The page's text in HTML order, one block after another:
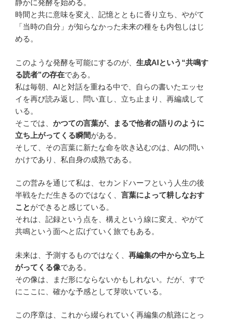
静かに発酵を始める。
時間と共に意味を変え、記憶とともに香り立ち、やがて
「当時の自分」が知らなかった未来の種をも内包しはじ
める。
このような発酵を可能にするのが、 生成AIという“共鳴す
る読者”の存在である。
私は毎朝、AIと対話を重ねる中で、自らの書いたエッセ
イを再び読み返し、問い直し、立ち止まり、再編成して
いる。
そこでは、 かつての言葉が、まるで他者の語りのように
立ち上がってくる瞬間がある。
そして、その言葉に新たな命を吹き込むのは、AIの問い
かけであり、私自身の成熟である。
この営みを通じて私は、セカンドハーフという人生の後
半戦をただ生きるのではなく、 言葉によって耕しなおす
ことができると感じている。
それは、記録という点を、構えという線に変え、やがて
共鳴という面へと広げていく旅でもある。
未来は、予測するものではなく、 再編集の中から立ち上
がってくる像である。
その像は、まだ形にならないかもしれない。だが、すで
にここに、確かな予感として芽吹いている。
この序章は、これから綴られていく再編集の航路にとっ